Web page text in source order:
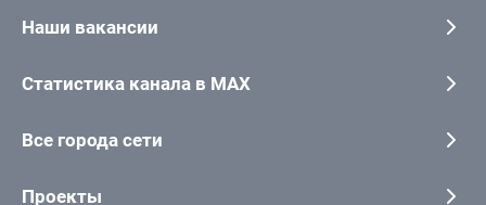
Наши вакансии
Статистика канала в MAX
Все города сети
Проекты